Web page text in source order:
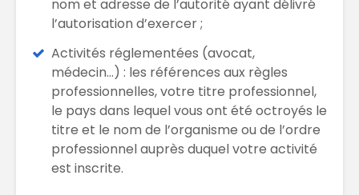
nom et adresse de l’autorité ayant délivré
l’autorisation d’exercer ;
Activités réglementées (avocat,
médecin…) : les références aux règles
professionnelles, votre titre professionnel,
le pays dans lequel vous ont été octroyés le
titre et le nom de l’organisme ou de l’ordre
professionnel auprès duquel votre activité
est inscrite.